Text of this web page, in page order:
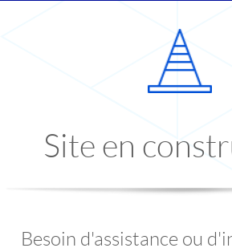
Site en
Besoin d'assistance ou